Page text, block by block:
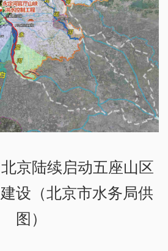
京陆续启动五座山区
设（北京市水务局供
图）